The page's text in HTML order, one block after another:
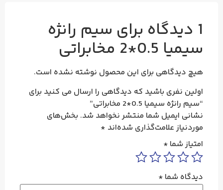
1 دیدگاه برای سیم رانژه
سیمیا 0.5*2 مخابراتی
هیچ دیدگاهی برای این محصول نوشته نشده است.
اولین نفری باشید که دیدگاهی را ارسال می کنید برای
“سیم رانژه سیمیا 0.5*2 مخابراتی”
نشانی ایمیل شما منتشر نخواهد شد. بخش‌های
موردنیاز علامت‌گذاری شده‌اند *
امتیاز شما *
دیدگاه شما *